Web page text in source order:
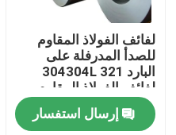
حولنا
جولة في المصنع
مراقبة الجودة
لفائف الفولاذ المقاوم
للصدأ المدرفلة على
البارد 304304L 321
لفائف الفولاذ المقاوم
للصدأ اللون المصقول
إرسال استفسار